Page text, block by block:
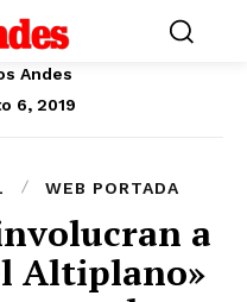
Andes
6, 2019
WEB PORTADA
a
Altiplano»